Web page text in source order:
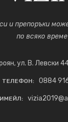
и препоръки
по всяко време
ул. В. Левски
ТЕЛЕФОН: 0884
ИМЕЙЛ: